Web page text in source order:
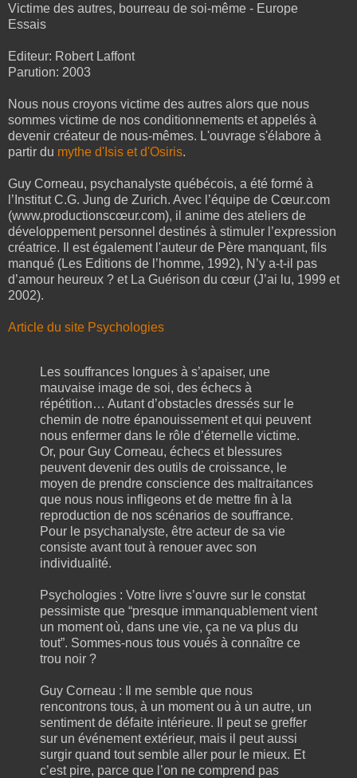
Victime des autres, bourreau de soi-même - Europe
Essais
Editeur: Robert Laffont
Parution: 2003
Nous nous croyons victime des autres alors que nous
sommes victime de nos conditionnements et appelés à
devenir créateur de nous-mêmes. L'ouvrage s'élabore à
partir du mythe d'Isis et d'Osiris.
Guy Corneau, psychanalyste québécois, a été formé à
l’Institut C.G. Jung de Zurich. Avec l’équipe de Cœur.com
(www.productionscœur.com), il anime des ateliers de
développement personnel destinés à stimuler l’expression
créatrice. Il est également l'auteur de Père manquant, fils
manqué (Les Editions de l’homme, 1992), N’y a-t-il pas
d’amour heureux ? et La Guérison du cœur (J’ai lu, 1999 et
2002).
Article du site Psychologies
Les souffrances longues à s’apaiser, une
mauvaise image de soi, des échecs à
répétition… Autant d’obstacles dressés sur le
chemin de notre épanouissement et qui peuvent
nous enfermer dans le rôle d’éternelle victime.
Or, pour Guy Corneau, échecs et blessures
peuvent devenir des outils de croissance, le
moyen de prendre conscience des maltraitances
que nous nous infligeons et de mettre fin à la
reproduction de nos scénarios de souffrance.
Pour le psychanalyste, être acteur de sa vie
consiste avant tout à renouer avec son
individualité.
Psychologies : Votre livre s’ouvre sur le constat
pessimiste que “presque immanquablement vient
un moment où, dans une vie, ça ne va plus du
tout”. Sommes-nous tous voués à connaître ce
trou noir ?
Guy Corneau : Il me semble que nous
rencontrons tous, à un moment ou à un autre, un
sentiment de défaite intérieure. Il peut se greffer
sur un événement extérieur, mais il peut aussi
surgir quand tout semble aller pour le mieux. Et
c’est pire, parce que l’on ne comprend pas